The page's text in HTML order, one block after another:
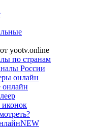
yootv.online
по странам
России
онлайн
онлайн
иконок
NEW